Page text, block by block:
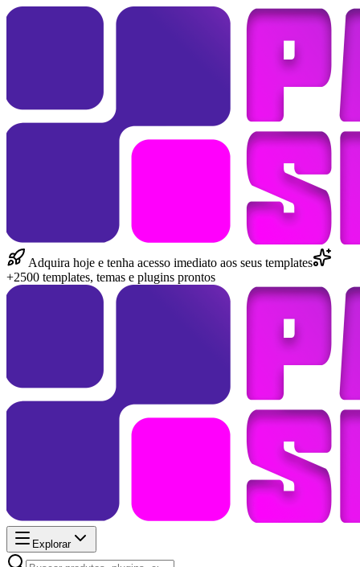
Adquira hoje e tenha acesso imediato aos seus templates
+2500 templates, temas e plugins prontos
Explorar